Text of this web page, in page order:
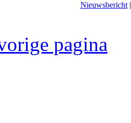
Nieuwsbericht
pagina